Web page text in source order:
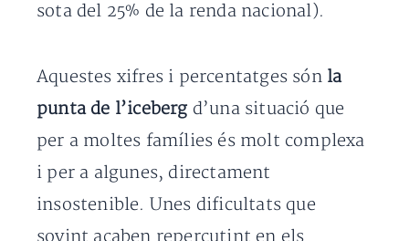
sota del 25% de la renda nacional).
Aquestes xifres i percentatges són la
punta de l’iceberg d’una situació que
per a moltes famílies és molt complexa
i per a algunes, directament
insostenible. Unes dificultats que